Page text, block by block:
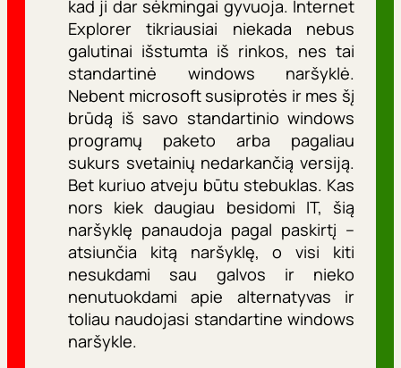
kad ji dar sėkmingai gyvuoja. Internet
Explorer tikriausiai niekada nebus
galutinai išstumta iš rinkos, nes tai
standartinė windows naršyklė.
Nebent microsoft susiprotės ir mes šį
brūdą iš savo standartinio windows
programų paketo arba pagaliau
sukurs svetainių nedarkančią versiją.
Bet kuriuo atveju būtu stebuklas. Kas
nors kiek daugiau besidomi IT, šią
naršyklę panaudoja pagal paskirtį –
atsiunčia kitą naršyklę, o visi kiti
nesukdami sau galvos ir nieko
nenutuokdami apie alternatyvas ir
toliau naudojasi standartine windows
naršykle.